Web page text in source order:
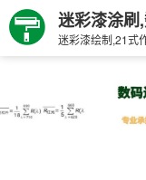
迷彩漆涂刷
迷彩漆绘制,21式